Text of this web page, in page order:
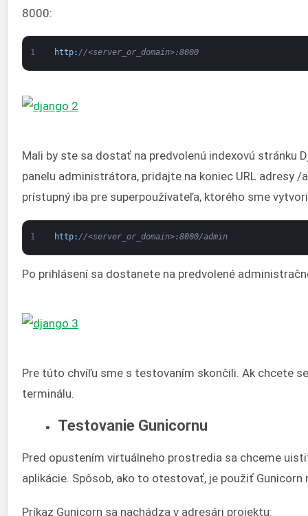
8000:
1 http: //<server_or_domain>:8000
Mali by ste sa dostať na predvolenú indexovú stránku
panelu administrátora, pridajte na koniec URL adresy
prístupný iba pre superpoužívateľa, ktorého sme
1 http: //<server_or_domain>:8000/admin
Po prihlásení sa dostanete na predvolené
Pre túto chvíľu sme s testovaním skončili. Ak chcete
terminálu.
Testovanie Gunicornu
Pred opustením virtuálneho prostredia sa chceme
aplikácie. Spôsob, ako to otestovať, je použiť Gunicorn
Príkaz Gunicorn sa nachádza v adresári projektu: